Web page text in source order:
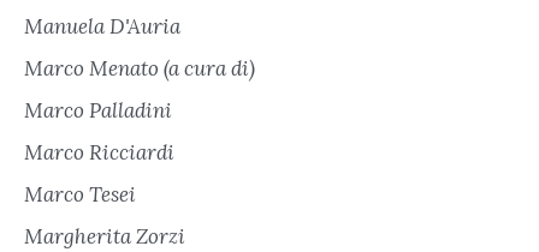
Manuela D'Auria
Marco Menato (a cura di)
Marco Palladini
Marco Ricciardi
Marco Tesei
Margherita Zorzi